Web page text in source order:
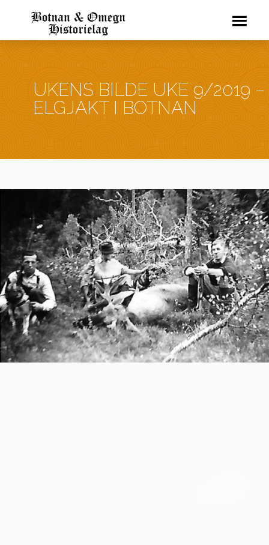
UKENS BILDE UKE 9/2019 –
ELGJAKT I BOTNAN